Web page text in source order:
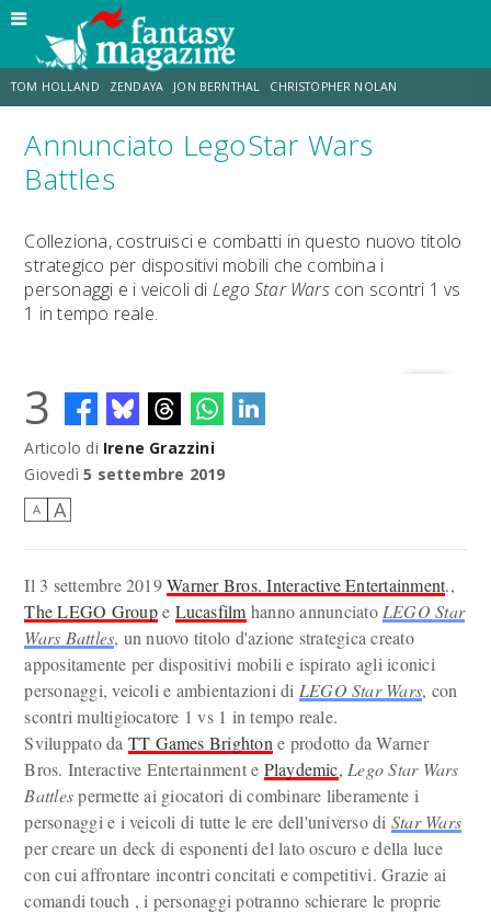
TOM HOLLAND ZENDAYA JON BERNTHAL CHRISTOPHER NOLAN
STRANIMONDI LUCCA COMICS & GAMES ODISSEA CHRIS MCKENNA
Annunciato LegoStar Wars
Battles
Colleziona, costruisci e combatti in questo nuovo titolo
strategico per dispositivi mobili che combina i
personaggi e i veicoli di Lego Star Warscon scontri 1 vs
1 in tempo reale.
3
Articolo di Irene Grazzini
Giovedì 5 settembre 2019
A A
Il 3 settembre 2019Warner Bros. Interactive Entertainment.,
The LEGO Groupe Lucasfilm hanno annunciato LEGO Star
Wars Battles, un nuovo titolo d'azione strategica creato
appositamente per dispositivi mobili e ispirato agli iconici
personaggi, veicoli e ambientazioni di LEGO Star Wars, con
scontri multigiocatore 1 vs 1 in tempo reale.
Sviluppato da TT Games Brighton e prodotto da Warner
Bros. Interactive Entertainment e Playdemic, Lego Star Wars
Battlespermette ai giocatori di combinare liberamente i
personaggi e i veicoli di tutte le ere dell'universo di Star Wars
per creare un deck di esponenti del lato oscuro e della luce
con cui affrontare incontri concitati e competitivi. Grazie ai
comandi touch , i personaggi potranno schierare le proprie